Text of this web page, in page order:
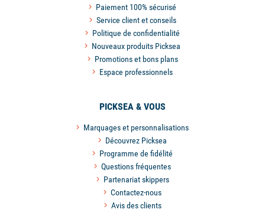
Paiement 100% sécurisé
Service client et conseils
Politique de confidentialité
Nouveaux produits Picksea
Promotions et bons plans
Espace professionnels
PICKSEA & VOUS
Marquages et personnalisations
Découvrez Picksea
Programme de fidélité
Questions fréquentes
Partenariat skippers
Contactez-nous
Avis des clients